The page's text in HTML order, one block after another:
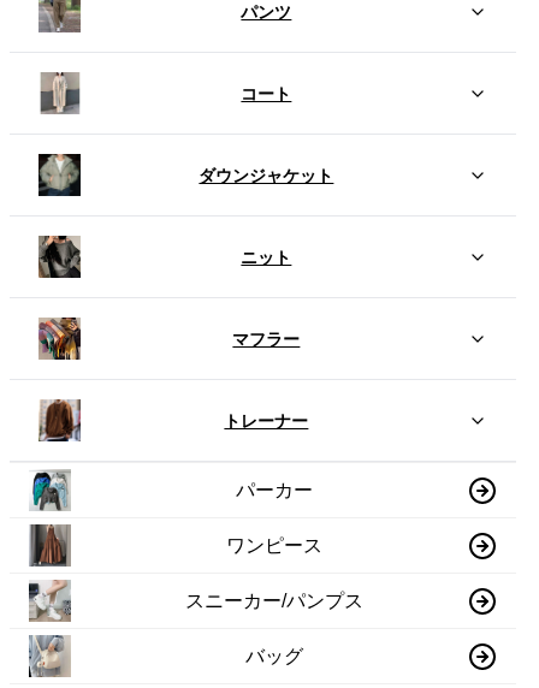
パンツ
コート
ダウンジャケット
ニット
マフラー
トレーナー
パーカー
ワンピース
スニーカー/パンプス
バッグ